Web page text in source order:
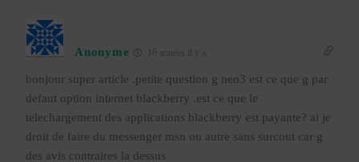
Anonyme 16 années il y a
bonjour super article .petite question g neo3 est ce que g par
defaut option internet blackberry .est ce que le
telechargement des applications blackberry est payante? ai je
droit de faire du messenger msn ou autre sans surcout car g
des avis contraires la dessus